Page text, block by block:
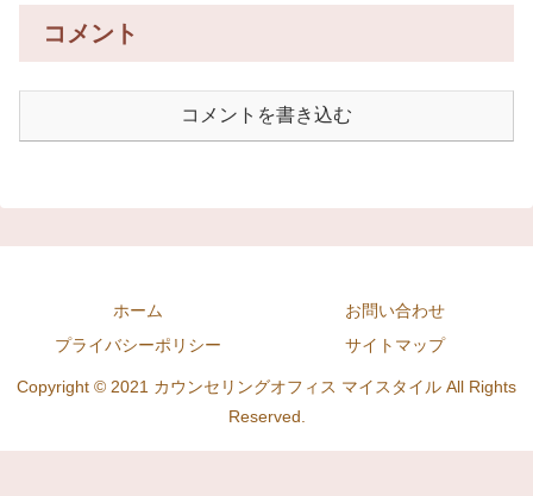
コメント
コメントを書き込む
ホーム
お問い合わせ
プライバシーポリシー
サイトマップ
Copyright © 2021 カウンセリングオフィス マイスタイル All Rights
Reserved.